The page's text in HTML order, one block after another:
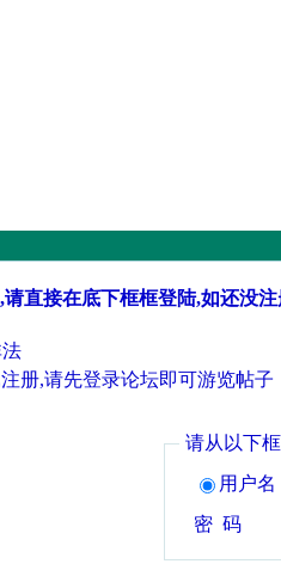
直接在底下框框登陆,如还没
册,请先登录论坛即可游览帖子
请从以下
用户名
密 码